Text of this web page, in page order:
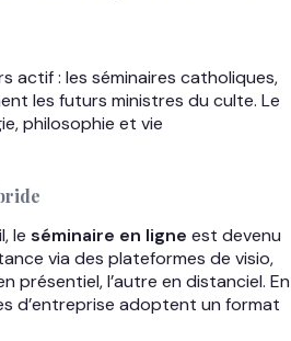
actif : les séminaires catholiques,
les futurs ministres du culte. Le
philosophie et vie
le séminaire en ligne est devenu
via des plateformes de visio,
présentiel, l’autre en distanciel. En
d’entreprise adoptent un format